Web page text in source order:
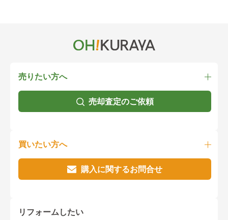
売りたい方へ
売却査定のご依頼
買いたい方へ
購入に関するお問合せ
リフォームしたい